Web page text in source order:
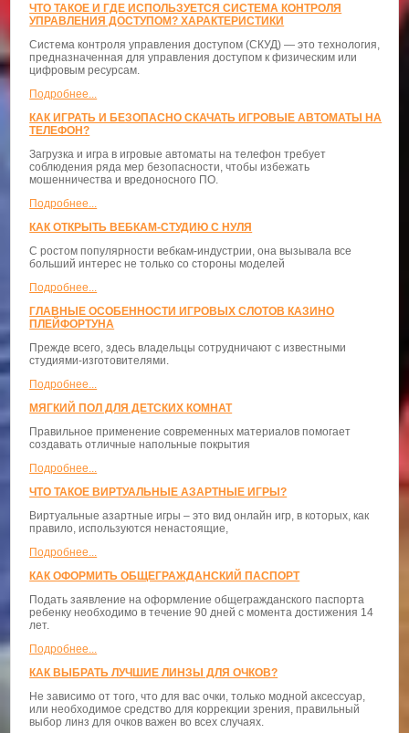
ЧТО ТАКОЕ И ГДЕ ИСПОЛЬЗУЕТСЯ СИСТЕМА КОНТРОЛЯ
УПРАВЛЕНИЯ ДОСТУПОМ? ХАРАКТЕРИСТИКИ
Система контроля управления доступом (СКУД) — это технология,
предназначенная для управления доступом к физическим или
цифровым ресурсам.
Подробнее...
КАК ИГРАТЬ И БЕЗОПАСНО СКАЧАТЬ ИГРОВЫЕ АВТОМАТЫ НА
ТЕЛЕФОН?
Загрузка и игра в игровые автоматы на телефон требует
соблюдения ряда мер безопасности, чтобы избежать
мошенничества и вредоносного ПО.
Подробнее...
КАК ОТКРЫТЬ ВЕБКАМ-СТУДИЮ С НУЛЯ
С ростом популярности вебкам-индустрии, она вызывала все
больший интерес не только со стороны моделей
Подробнее...
ГЛАВНЫЕ ОСОБЕННОСТИ ИГРОВЫХ СЛОТОВ КАЗИНО
ПЛЕЙФОРТУНА
Прежде всего, здесь владельцы сотрудничают с известными
студиями-изготовителями.
Подробнее...
МЯГКИЙ ПОЛ ДЛЯ ДЕТСКИХ КОМНАТ
Правильное применение современных материалов помогает
создавать отличные напольные покрытия
Подробнее...
ЧТО ТАКОЕ ВИРТУАЛЬНЫЕ АЗАРТНЫЕ ИГРЫ?
Виртуальные азартные игры – это вид онлайн игр, в которых, как
правило, используются ненастоящие,
Подробнее...
КАК ОФОРМИТЬ ОБЩЕГРАЖДАНСКИЙ ПАСПОРТ
Подать заявление на оформление общегражданского паспорта
ребенку необходимо в течение 90 дней с момента достижения 14
лет.
Подробнее...
КАК ВЫБРАТЬ ЛУЧШИЕ ЛИНЗЫ ДЛЯ ОЧКОВ?
Не зависимо от того, что для вас очки, только модной аксессуар,
или необходимое средство для коррекции зрения, правильный
выбор линз для очков важен во всех случаях.